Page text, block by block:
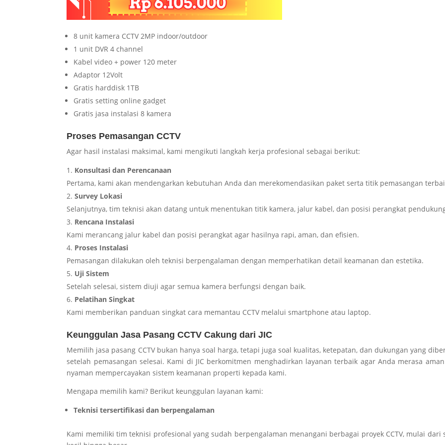
8 unit kamera CCTV 2MP indoor/outdoor
1 unit DVR 4 channel
Kabel video + power 120 meter
Adaptor 12Volt
Gratis harddisk 1TB
Gratis setting online gadget
Gratis jasa instalasi 8 kamera
Proses Pemasangan CCTV
Agar hasil instalasi maksimal, kami mengikuti langkah kerja profesional sebagai berikut:
Konsultasi dan Perencanaan
Pertama, kami akan mendengarkan kebutuhan Anda dan merekomendasikan paket serta titik pemasangan
Survey Lokasi
Selanjutnya, tim teknisi akan datang untuk menentukan titik kamera, jalur kabel, dan posisi perangkat
Rencana Instalasi
Kami merancang jalur kabel dan posisi perangkat agar hasilnya rapi, aman, dan efisien.
Proses Instalasi
Pemasangan dilakukan oleh teknisi berpengalaman dengan memperhatikan detail keamanan dan estetika.
Uji Sistem
Setelah selesai, sistem diuji agar semua kamera berfungsi dengan baik.
Pelatihan Singkat
Kami memberikan panduan singkat cara memantau CCTV melalui smartphone atau laptop.
Keunggulan Jasa Pasang CCTV Cakung dari JIC
Memilih jasa pasang CCTV bukan hanya soal harga, tetapi juga soal kualitas, ketepatan, dan dukungan yang
setelah pemasangan selesai. Kami di JIC berkomitmen menghadirkan layanan terbaik agar Anda merasa
nyaman mempercayakan sistem keamanan properti kepada kami.
Mengapa memilih kami? Berikut keunggulan layanan kami:
Teknisi tersertifikasi dan berpengalaman
Kami memiliki tim teknisi profesional yang sudah berpengalaman menangani berbagai proyek CCTV, mulai dari